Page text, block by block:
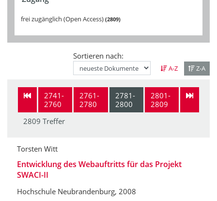
frei zugänglich (Open Access) 2809
Sortieren nach:
A-Z Z-A
2741-
2760
2761-
2780
2781-
2800
2801-
2809
2809 Treffer
Torsten Witt
Entwicklung des Webauftritts für das Projekt
SWACI-II
Hochschule Neubrandenburg, 2008